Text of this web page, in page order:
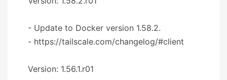
- Update to Docker version 1.58.2.
- https://tailscale.com/changelog/#client
Version: 1.56.1.r01